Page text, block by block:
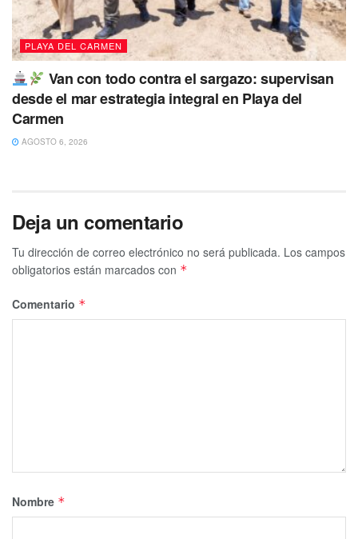
PLAYA DEL CARMEN
Van con todo contra el sargazo: supervisan
desde el mar estrategia integral en Playa del
Carmen
AGOSTO 6, 2026
Deja un comentario
Tu dirección de correo electrónico no será publicada. Los campos
obligatorios están marcados con *
Comentario *
Nombre *